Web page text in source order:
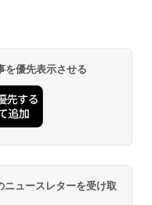
を優先表示させる
ュースレターを受け取